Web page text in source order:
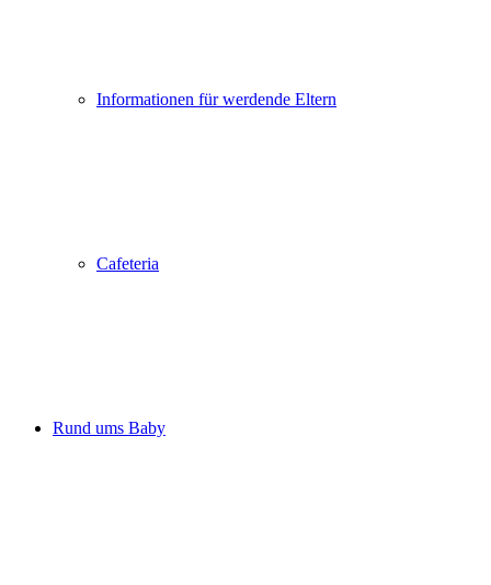
Informationen für werdende Eltern
Cafeteria
Rund ums Baby